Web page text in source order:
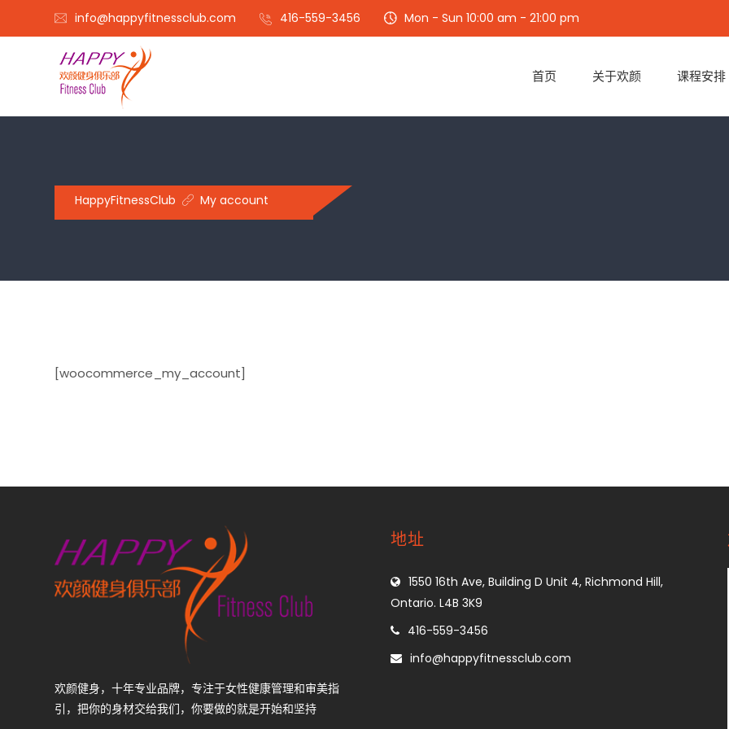
info@happyfitnessclub.com 416-559-3456 Mon - Sun 10:00 am - 21:00 pm
首页 关于欢颜 课程安排
HappyFitnessClub My account
[woocommerce_my_account]
欢颜健身，十年专业品牌，专注于女性健康管理和审美指
引，把你的身材交给我们，你要做的就是开始和坚持
地址
1550 16th Ave, Building D Unit 4, Richmond Hill,
Ontario. L4B 3K9
416-559-3456
info@happyfitnessclub.com